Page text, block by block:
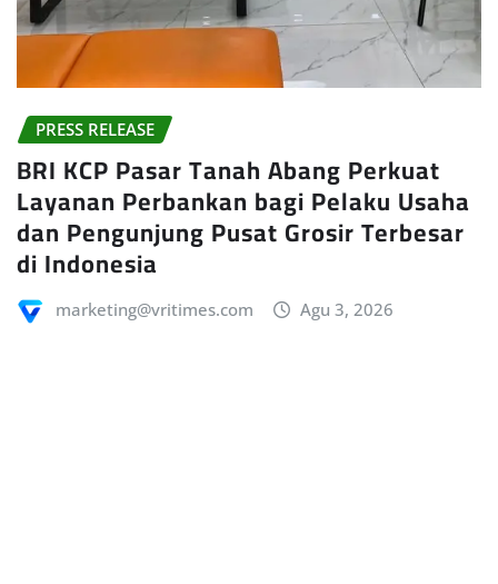
PRESS RELEASE
BRI KCP Pasar Tanah Abang Perkuat
Layanan Perbankan bagi Pelaku Usaha
dan Pengunjung Pusat Grosir Terbesar
di Indonesia
marketing@vritimes.com Agu 3, 2026